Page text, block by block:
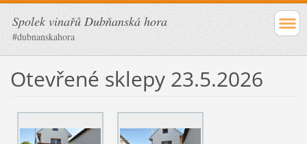
Spolek vinařů Dubňanská hora
#dubnanskahora
Otevřené sklepy 23.5.2026